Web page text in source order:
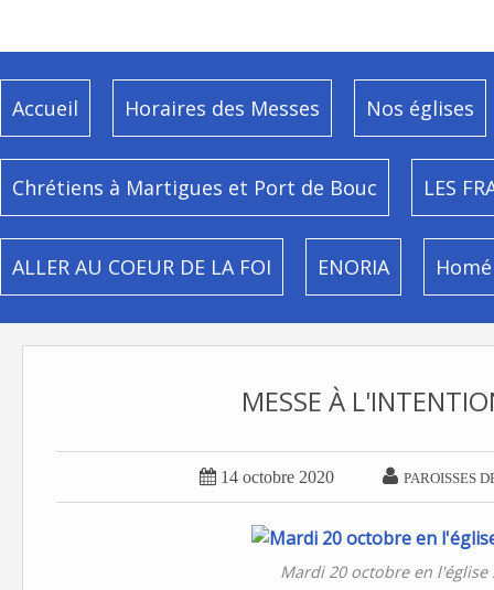
Accueil Horaires des Messes Nos églises
Chrétiens à Martigues et Port de Bouc LES
ALLER AU COEUR DE LA FOI ENORIA
MESSE À
 14 octobre 2020  PAROISSES
Mardi 20 octobre en l'église